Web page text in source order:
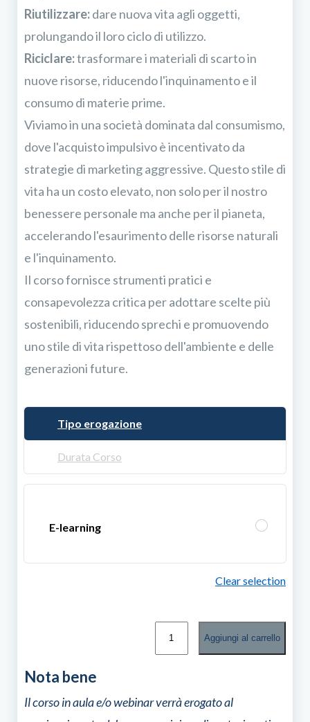
Riutilizzare:dare nuova vita agli oggetti,
prolungando il loro ciclo di utilizzo.
Riciclare:trasformare i materiali di scarto in
nuove risorse, riducendo l'inquinamento e il
consumo di materie prime.
Viviamo in una società dominata dal consumismo,
dove l'acquisto impulsivo è incentivato da
strategie di marketing aggressive. Questo stile di
vita ha un costo elevato, non solo per il nostro
benessere personale ma anche per il pianeta,
accelerando l'esaurimento delle risorse naturali
e l'inquinamento.
Il corso fornisce strumenti pratici e
consapevolezza critica per adottare scelte più
sostenibili, riducendo sprechi e promuovendo
uno stile di vita rispettoso dell'ambiente e delle
generazioni future.
Tipo erogazione
Durata Corso
E-learning
Clear selection
Reuse,
Recycle
Aggiungi al carrello
Nota bene
Il corso in aula e/o webinar verrà erogato al